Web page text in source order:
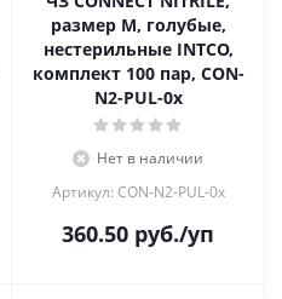
размер М, голубые,
нестерильные INTCO,
комплект 100 пар, CON-
N2-PUL-0x
Нет в наличии
Артикул: CON-N2-PUL-0x
360.50 руб./уп